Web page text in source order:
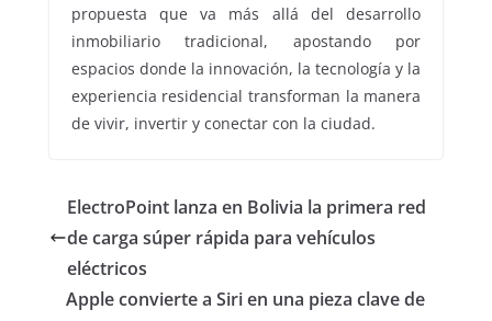
propuesta que va más allá del desarrollo
inmobiliario tradicional, apostando por
espacios donde la innovación, la tecnología y la
experiencia residencial transforman la manera
de vivir, invertir y conectar con la ciudad.
ElectroPoint lanza en Bolivia la primera red
de carga súper rápida para vehículos
eléctricos
Apple convierte a Siri en una pieza clave de